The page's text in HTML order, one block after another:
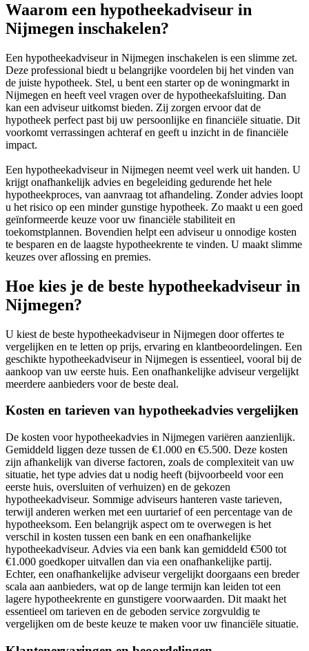
Waarom een hypotheekadviseur in
Nijmegen inschakelen?
Een hypotheekadviseur in Nijmegen inschakelen is een slimme zet.
Deze professional biedt u belangrijke voordelen bij het vinden van
de juiste hypotheek. Stel, u bent een starter op de woningmarkt in
Nijmegen en heeft veel vragen over de hypotheekafsluiting. Dan
kan een adviseur uitkomst bieden. Zij zorgen ervoor dat de
hypotheek perfect past bij uw persoonlijke en financiële situatie. Dit
voorkomt verrassingen achteraf en geeft u inzicht in de financiële
impact.
Een hypotheekadviseur in Nijmegen neemt veel werk uit handen. U
krijgt onafhankelijk advies en begeleiding gedurende het hele
hypotheekproces, van aanvraag tot afhandeling. Zonder advies loopt
u het risico op een minder gunstige hypotheek. Zo maakt u een goed
geïnformeerde keuze voor uw financiële stabiliteit en
toekomstplannen. Bovendien helpt een adviseur u onnodige kosten
te besparen en de laagste hypotheekrente te vinden. U maakt slimme
keuzes over aflossing en premies.
Hoe kies je de beste hypotheekadviseur in
Nijmegen?
U kiest de beste hypotheekadviseur in Nijmegen door offertes te
vergelijken en te letten op prijs, ervaring en klantbeoordelingen. Een
geschikte hypotheekadviseur in Nijmegen is essentieel, vooral bij de
aankoop van uw eerste huis. Een onafhankelijke adviseur vergelijkt
meerdere aanbieders voor de beste deal.
Kosten en tarieven van hypotheekadvies vergelijken
De kosten voor hypotheekadvies in Nijmegen variëren aanzienlijk.
Gemiddeld liggen deze tussen de €1.000 en €5.500. Deze kosten
zijn afhankelijk van diverse factoren, zoals de complexiteit van uw
situatie, het type advies dat u nodig heeft (bijvoorbeeld voor een
eerste huis, oversluiten of verhuizen) en de gekozen
hypotheekadviseur. Sommige adviseurs hanteren vaste tarieven,
terwijl anderen werken met een uurtarief of een percentage van de
hypotheeksom. Een belangrijk aspect om te overwegen is het
verschil in kosten tussen een bank en een onafhankelijke
hypotheekadviseur. Advies via een bank kan gemiddeld €500 tot
€1.000 goedkoper uitvallen dan via een onafhankelijke partij.
Echter, een onafhankelijke adviseur vergelijkt doorgaans een breder
scala aan aanbieders, wat op de lange termijn kan leiden tot een
lagere hypotheekrente en gunstigere voorwaarden. Dit maakt het
essentieel om tarieven en de geboden service zorgvuldig te
vergelijken om de beste keuze te maken voor uw financiële situatie.